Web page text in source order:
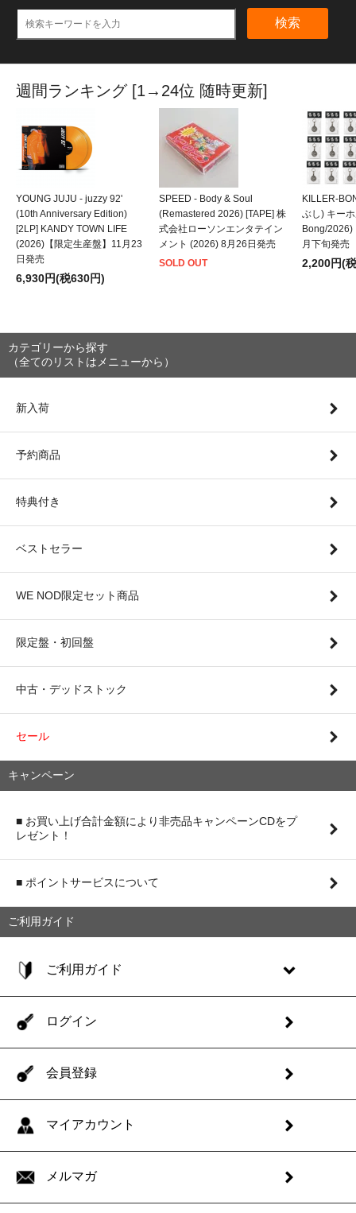
検索
週間ランキング [1→24位 随時更新]
YOUNG JUJU - juzzy 92'
(10th Anniversary Edition)
[2LP] KANDY TOWN LIFE
(2026)【限定生産盤】11月23
日発売
6,930円(税630円)
SPEED - Body & Soul
(Remastered 2026) [TAPE] 株
式会社ローソンエンタテイン
メント (2026) 8月26日発売
SOLD OUT
KILLER-
ぶし) キー
Bong/2026)
月下旬発売
2,200円(
カテゴリーから探す
（全てのリストはメニューから）
新入荷
予約商品
特典付き
ベストセラー
WE NOD限定セット商品
限定盤・初回盤
中古・デッドストック
セール
キャンペーン
■ お買い上げ合計金額により非売品キャンペーンCDをプ
レゼント！
■ ポイントサービスについて
ご利用ガイド
ご利用ガイド
ログイン
会員登録
マイアカウント
メルマガ